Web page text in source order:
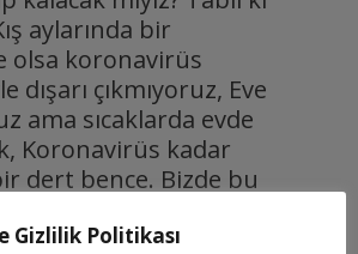
aylarında bir
olsa koronavirüs
dışarı çıkmıyoruz, Eve
ama sıcaklarda evde
Koronavirüs kadar
dert bence. Bizde bu
şevkatli
Gizlilik Politikası